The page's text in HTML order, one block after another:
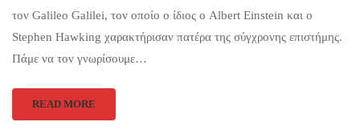
τον Galileo Galilei, τον οποίο ο ίδιος ο Albert Einstein και ο
Stephen Hawking χαρακτήρισαν πατέρα της σύγχρονης επιστήμης.
Πάμε να τον γνωρίσουμε…
READ MORE